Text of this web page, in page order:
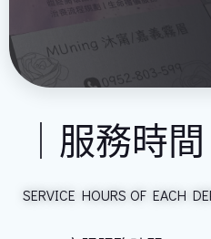
｜服務時間
SERVICE HOURS OF EACH